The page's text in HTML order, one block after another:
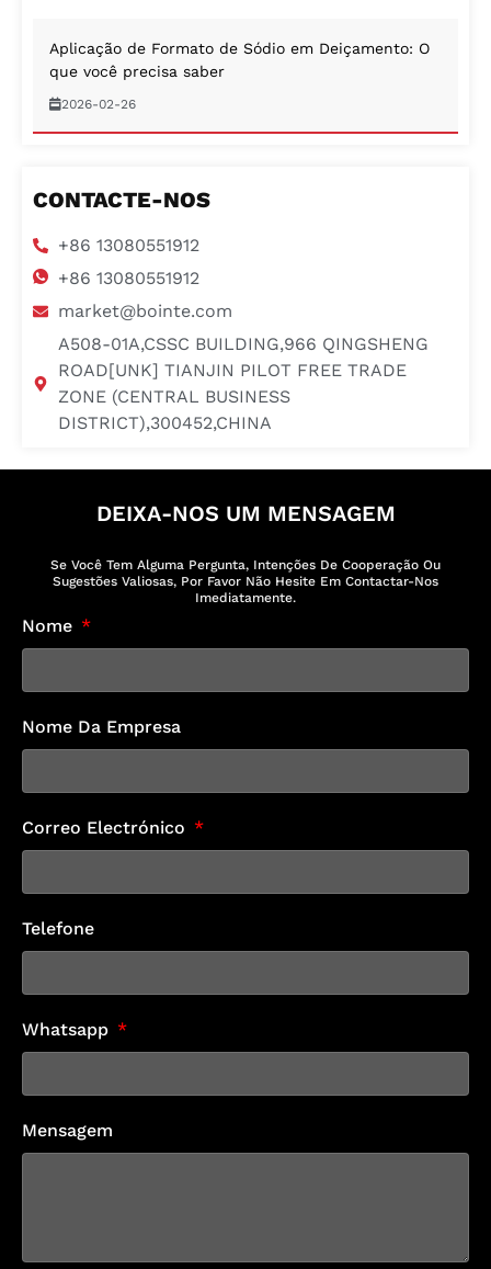
Aplicação de Formato de Sódio em Deiçamento: O
que você precisa saber
2026-02-26
CONTACTE-NOS
+86 13080551912
+86 13080551912
market@bointe.com
A508-01A,CSSC BUILDING,966 QINGSHENG
ROAD[UNK] TIANJIN PILOT FREE TRADE
ZONE (CENTRAL BUSINESS
DISTRICT),300452,CHINA
DEIXA-NOS UM MENSAGEM
Se Você Tem Alguma Pergunta, Intenções De Cooperação Ou
Sugestões Valiosas, Por Favor Não Hesite Em Contactar-Nos
Imediatamente.
Nome
Nome Da Empresa
Correo Electrónico
Telefone
Whatsapp
Mensagem